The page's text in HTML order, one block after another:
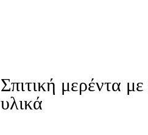
Σπιτική μερέντα
υλικά